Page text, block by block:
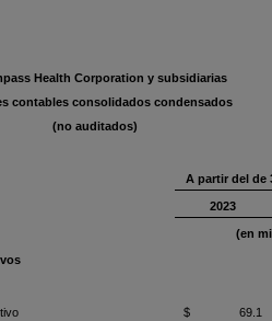
Health Corporation y subsidiarias
contables consolidados condensados
(no auditados)
A partir del de
2023
(en
$ 69.1